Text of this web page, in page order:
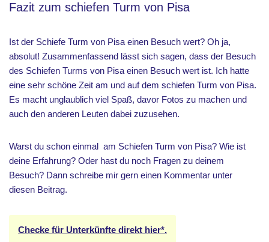
Fazit zum schiefen Turm von Pisa
Ist der Schiefe Turm von Pisa einen Besuch wert? Oh ja,
absolut! Zusammenfassend lässt sich sagen, dass der Besuch
des Schiefen Turms von Pisa einen Besuch wert ist. Ich hatte
eine sehr schöne Zeit am und auf dem schiefen Turm von Pisa.
Es macht unglaublich viel Spaß, davor Fotos zu machen und
auch den anderen Leuten dabei zuzusehen.
Warst du schon einmal am Schiefen Turm von Pisa? Wie ist
deine Erfahrung? Oder hast du noch Fragen zu deinem
Besuch? Dann schreibe mir gern einen Kommentar unter
diesen Beitrag.
Checke für Unterkünfte direkt hier*.